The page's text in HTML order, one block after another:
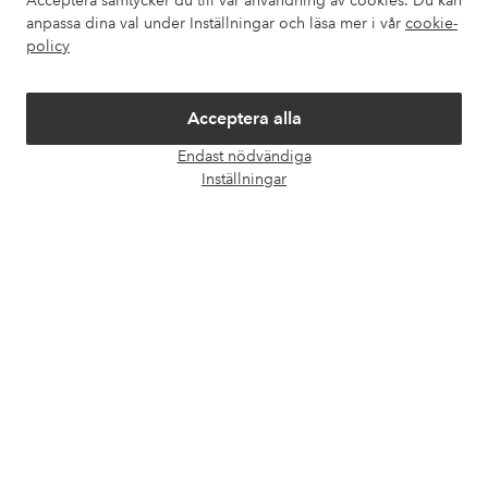
anpassa dina val under Inställningar och läsa mer i vår cookie-
policy
Acceptera alla
Endast nödvändiga
Inställningar
Om Ellos